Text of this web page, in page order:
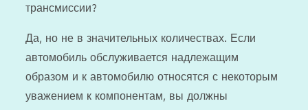
трансмиссии?
Да, но не в значительных количествах. Если
автомобиль обслуживается надлежащим
образом и к автомобилю относятся с некоторым
уважением к компонентам, вы должны